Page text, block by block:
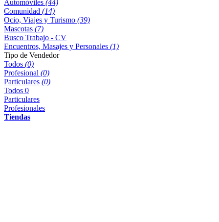
Automóviles (44)
Comunidad (14)
Ocio, Viajes y Turismo (39)
Mascotas (7)
Busco Trabajo - CV
Encuentros, Masajes y Personales (1)
Tipo de Vendedor
Todos (0)
Profesional (0)
Particulares (0)
Todos 0
Particulares
Profesionales
Tiendas